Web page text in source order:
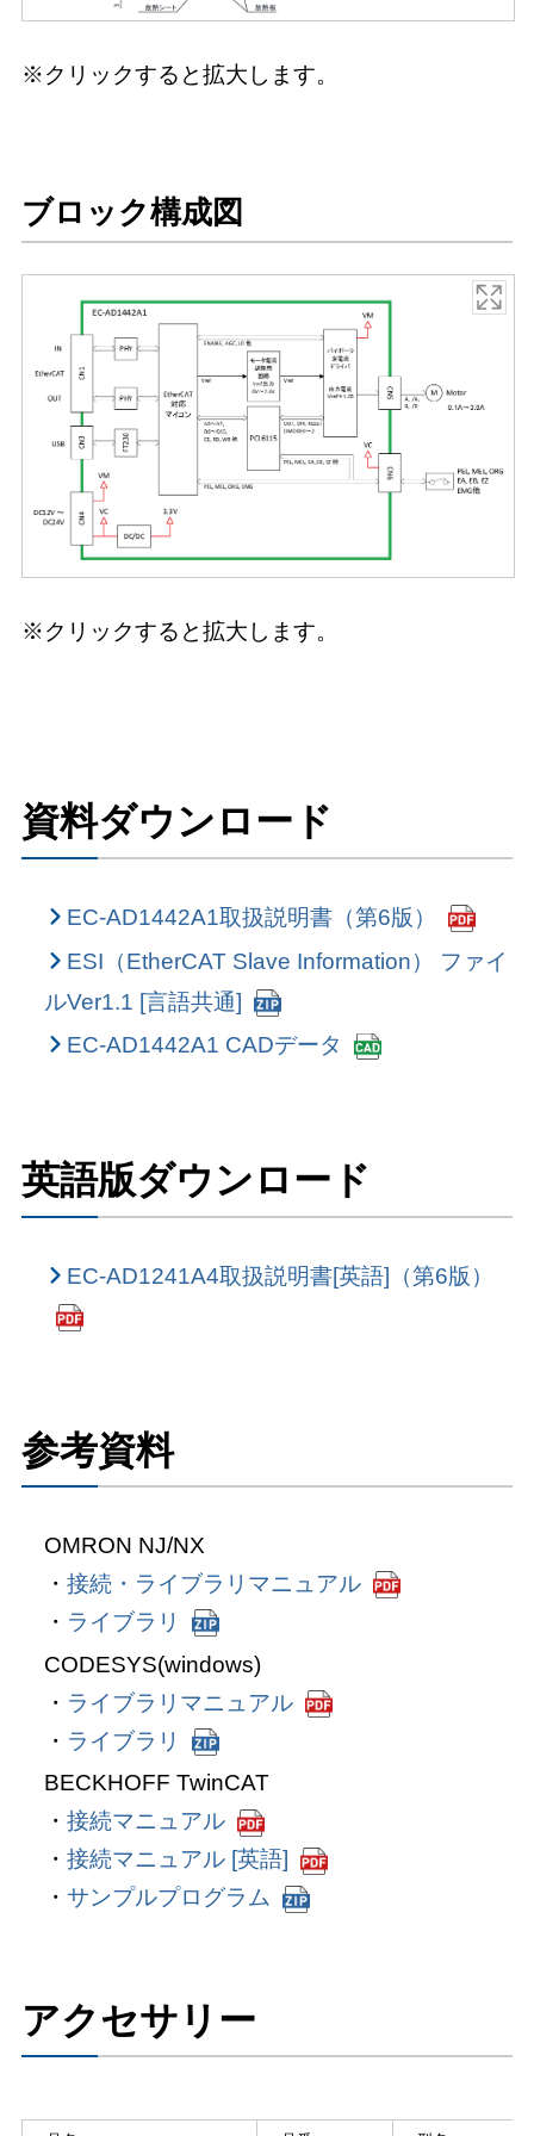
※クリックすると拡大します。
ブロック構成図
※クリックすると拡大します。
資料ダウンロード
EC-AD1442A1取扱説明書（第6版）
ESI（EtherCAT Slave Information） ファイ
ルVer1.1 [言語共通]
EC-AD1442A1 CADデータ
英語版ダウンロード
EC-AD1241A4取扱説明書[英語]（第6版）
参考資料
OMRON NJ/NX
接続・ライブラリマニュアル
ライブラリ
CODESYS(windows)
ライブラリマニュアル
ライブラリ
BECKHOFF TwinCAT
接続マニュアル
接続マニュアル [英語]
サンプルプログラム
アクセサリー